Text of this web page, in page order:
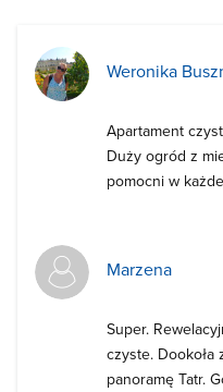
Weronika
Apartament
Duży ogród z
pomocni w
Marzena
Super.
czyste. Dookoła
panoramę Tatr.